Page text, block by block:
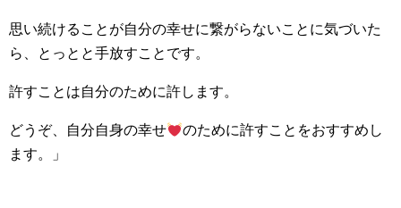
思い続けることが自分の幸せに繋がらないことに気づいた
ら、とっとと手放すことです。
許すことは自分のために許します。
どうぞ、自分自身の幸せ
のために許すことをおすすめし
ます。」